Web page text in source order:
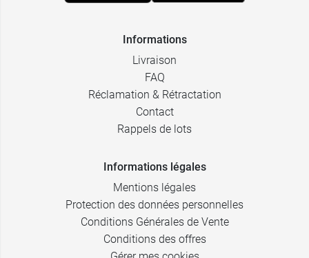
Informations
Livraison
FAQ
Réclamation & Rétractation
Contact
Rappels de lots
Informations légales
Mentions légales
Protection des données personnelles
Conditions Générales de Vente
Conditions des offres